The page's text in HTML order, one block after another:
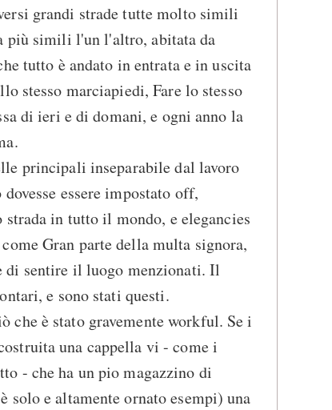
grandi strade tutte molto simili
più simili l'un l'altro, abitata da
tutto è andato in entrata e in uscita
stesso marciapiedi, Fare lo stesso
di ieri e di domani, e ogni anno la
principali inseparabile dal lavoro
essere impostato off,
in tutto il mondo, e elegancies
Gran parte della multa signora,
di sentire il luogo menzionati. Il
e sono stati questi.
che è stato gravemente workful. Se i
una cappella vi - come i
- che ha un pio magazzino di
solo e altamente ornato esempi) una